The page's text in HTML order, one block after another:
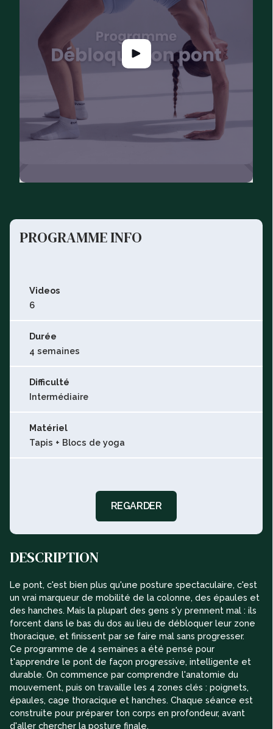
PROGRAMME INFO
Videos
6
Durée
4 semaines
Difficulté
Intermédiaire
Matériel
Tapis + Blocs de yoga
REGARDER
DESCRIPTION
Le pont, c'est bien plus qu'une posture spectaculaire, c'est
un vrai marqueur de mobilité de la colonne, des épaules et
des hanches. Mais la plupart des gens s'y prennent mal : ils
forcent dans le bas du dos au lieu de débloquer leur zone
thoracique, et finissent par se faire mal sans progresser.
Ce programme de 4 semaines a été pensé pour
t'apprendre le pont de façon progressive, intelligente et
durable. On commence par comprendre l'anatomie du
mouvement, puis on travaille les 4 zones clés : poignets,
épaules, cage thoracique et hanches. Chaque séance est
construite pour préparer ton corps en profondeur, avant
d'aller chercher la posture finale.